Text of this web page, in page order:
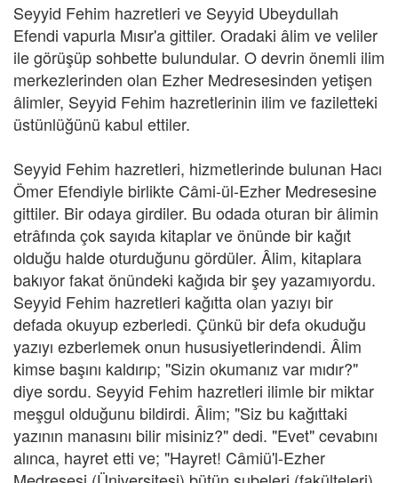
Seyyid Fehim hazretleri ve Seyyid Ubeydullah
Efendi vapurla Mısır'a gittiler. Oradaki âlim ve veliler
ile görüşüp sohbette bulundular. O devrin önemli ilim
merkezlerinden olan Ezher Medresesinden yetişen
âlimler, Seyyid Fehim hazretlerinin ilim ve faziletteki
üstünlüğünü kabul ettiler.
Seyyid Fehim hazretleri, hizmetlerinde bulunan Hacı
Ömer Efendiyle birlikte Câmi-ül-Ezher Medresesine
gittiler. Bir odaya girdiler. Bu odada oturan bir âlimin
etrâfında çok sayıda kitaplar ve önünde bir kağıt
olduğu halde oturduğunu gördüler. Âlim, kitaplara
bakıyor fakat önündeki kağıda bir şey yazamıyordu.
Seyyid Fehim hazretleri kağıtta olan yazıyı bir
defada okuyup ezberledi. Çünkü bir defa okuduğu
yazıyı ezberlemek onun hususiyetlerindendi. Âlim
kimse başını kaldırıp; "Sizin okumanız var mıdır?"
diye sordu. Seyyid Fehim hazretleri ilimle bir miktar
meşgul olduğunu bildirdi. Âlim; "Siz bu kağıttaki
yazının manasını bilir misiniz?" dedi. "Evet" cevabını
alınca, hayret etti ve; "Hayret! Câmiü'l-Ezher